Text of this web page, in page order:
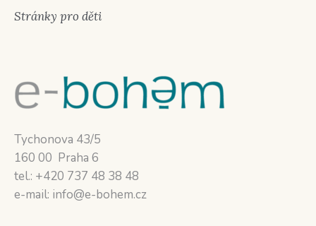
Stránky pro děti
Tychonova 43/5
160 00 Praha 6
tel.: +420 737 48 38 48
e-mail: info@e-bohem.cz